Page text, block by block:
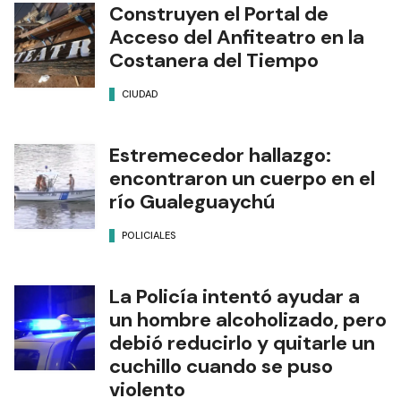
Construyen el Portal de
Acceso del Anfiteatro en la
Costanera del Tiempo
CIUDAD
Estremecedor hallazgo:
encontraron un cuerpo en el
río Gualeguaychú
POLICIALES
La Policía intentó ayudar a
un hombre alcoholizado, pero
debió reducirlo y quitarle un
cuchillo cuando se puso
violento